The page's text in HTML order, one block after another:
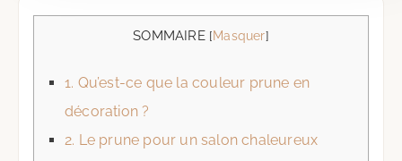
SOMMAIRE [Masquer]
1. Qu’est-ce que la couleur prune en
décoration ?
2. Le prune pour un salon chaleureux